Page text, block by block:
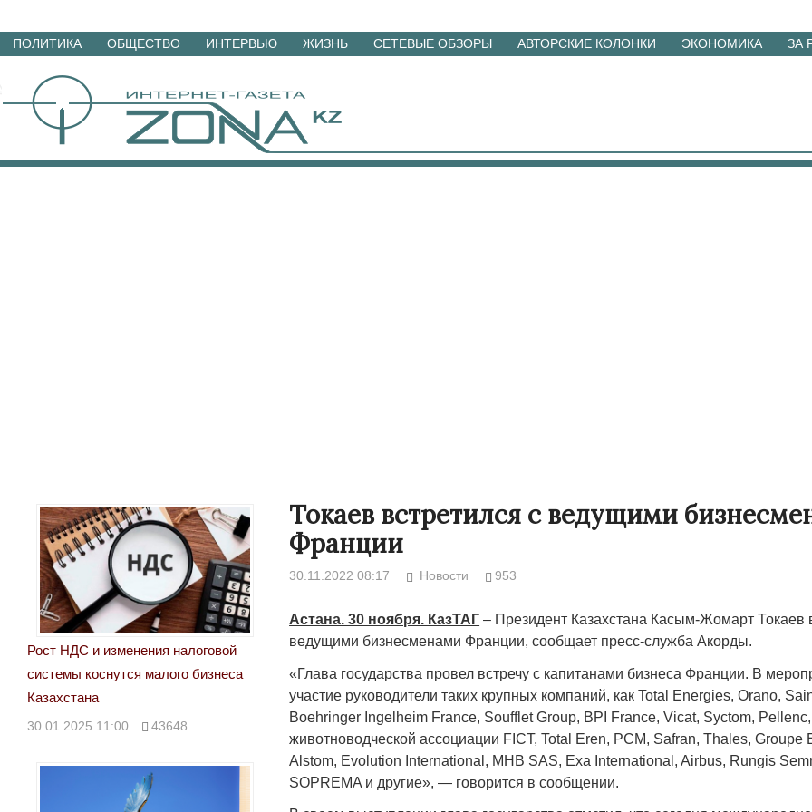
Перейти
материалам
ПОЛИТИКА ОБЩЕСТВО ИНТЕРВЬЮ ЖИЗНЬ СЕТЕВЫЕ ОБЗОРЫ АВТОРСКИЕ КОЛОНКИ ЭКОНОМИКА ЗА
Токаев встретился с ведущими
Франции
30.11.2022 08:17 Новости 953
Астана. 30 ноября. КазТАГ – Президент Казахстана Касым-Жомарт Токаев
ведущими бизнесменами Франции, сообщает пресс-служба Акорды.
«Глава государства провел встречу с капитанами бизнеса Франции. В
участие руководители таких крупных компаний, как Total Energies, Orano,
Boehringer Ingelheim France, Soufflet Group, BPI France, Vicat, Syctom, Pellenc,
животноводческой ассоциации FICT, Total Eren, PCM, Safran, Thales, Groupe
Alstom, Evolution International, MHB SAS, Exa International, Airbus, Rungis
SOPREMA и другие», — говорится в сообщении.
Рост НДС и изменения налоговой
системы коснутся малого бизнеса
Казахстана
30.01.2025 11:00 43648
Народ выбрал свет
17.10.2024 17:00 29972
Странная
Дарига не
мошенниками